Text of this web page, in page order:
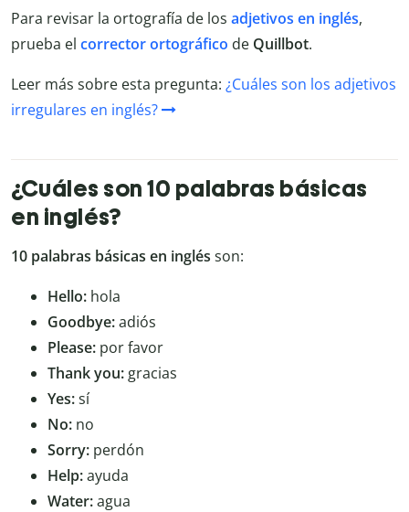
Para revisar la ortografía de los adjetivos en inglés,
prueba el corrector ortográfico de Quillbot.
Leer más sobre esta pregunta: ¿Cuáles son los adjetivos
irregulares en inglés?
¿Cuáles son 10 palabras básicas
en inglés?
10 palabras básicas en inglés son:
Hello: hola
Goodbye:adiós
Please: por favor
Thank you: gracias
Yes:sí
No: no
Sorry: perdón
Help:ayuda
Water:agua